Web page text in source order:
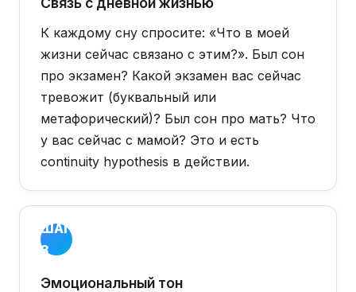
К каждому сну спросите: «Что в моей
жизни сейчас связано с этим?». Был сон
про экзамен? Какой экзамен вас сейчас
тревожит (буквальный или
метафорический)? Был сон про мать? Что
у вас сейчас с мамой? Это и есть
continuity hypothesis в действии.
ШАГ
3
Эмоциональный тон